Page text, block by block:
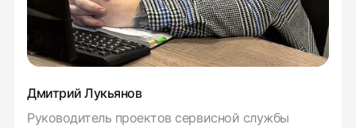
Дмитрий Лукьянов
Руководитель проектов сервисной службы